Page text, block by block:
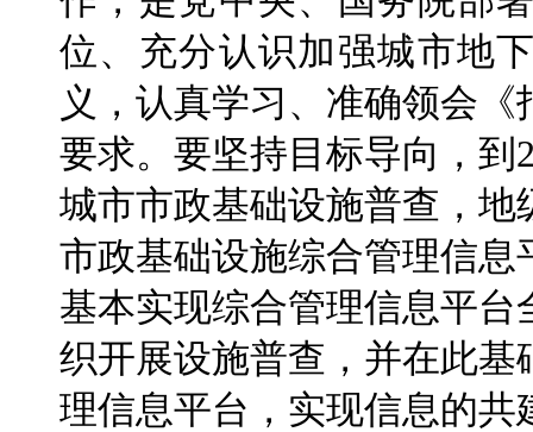
位、充分认识加强城市地
义，认真学习、准确领会
要求。要坚持目标导向，到
城市市政基础设施普查，
市政基础设施综合管理信息
基本实现综合管理信息平
织开展设施普查，并在此
理信息平台，实现信息的